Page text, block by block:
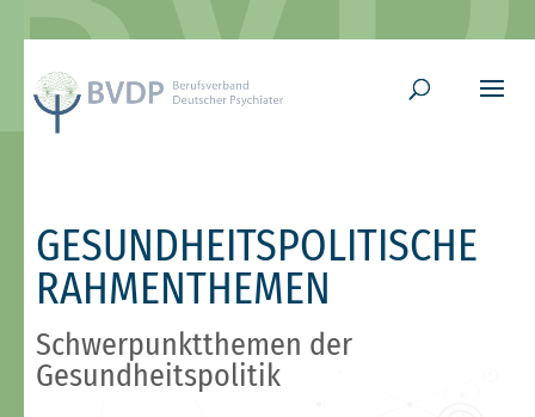
GESUNDHEITSPOLITISCHE
RAHMENTHEMEN
Schwerpunktthemen der
Gesundheitspolitik